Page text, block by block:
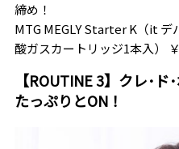
締め！
MTG MEGLY Starter K（it デ
酸ガスカートリッジ1本入）
【ROUTINE 3】クレ･
たっぷりとON！